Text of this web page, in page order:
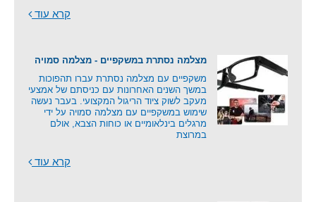
קרא עוד
מצלמה נסתרת במשקפיים - מצלמה סמויה
משקפיים עם מצלמה נסתרת עברו תהפוכות
במשך השנים האחרונות עם כניסתם של אמצעי
מעקב לשוק ציוד הריגול המקצועי. בעבר נעשה
שימוש במשקפיים עם מצלמה סמויה על ידי
מרגלים בינלאומיים או כוחות הצבא, אולם
במרוצת
קרא עוד